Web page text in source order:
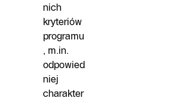
nich
kryteriów
programu
, m.in.
odpowied
niej
charakter